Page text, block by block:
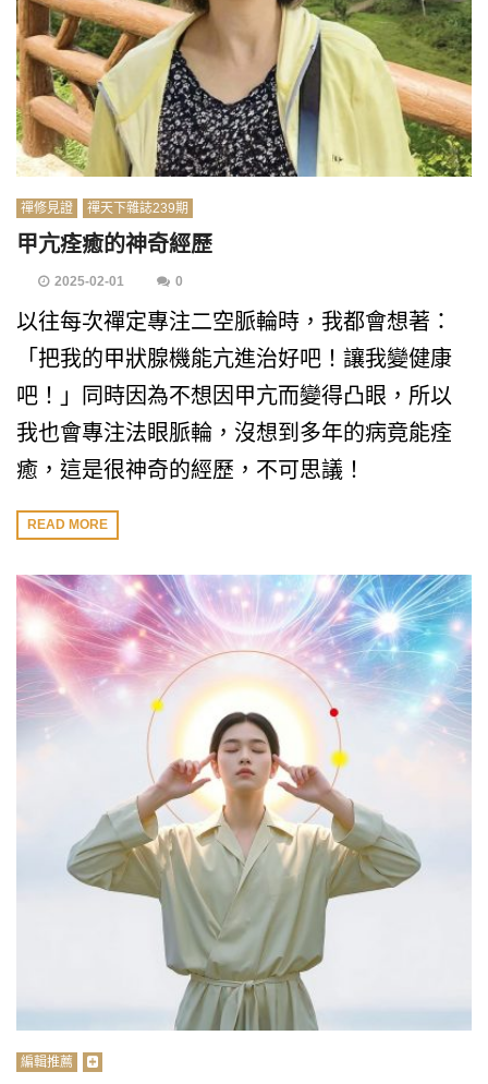
禪修見證 禪天下雜誌239期
甲亢痊癒的神奇經歷
2025-02-01 0
以往每次禪定專注二空脈輪時，我都會想著：
「把我的甲狀腺機能亢進治好吧！讓我變健康
吧！」同時因為不想因甲亢而變得凸眼，所以
我也會專注法眼脈輪，沒想到多年的病竟能痊
癒，這是很神奇的經歷，不可思議！
READ MORE
編輯推薦